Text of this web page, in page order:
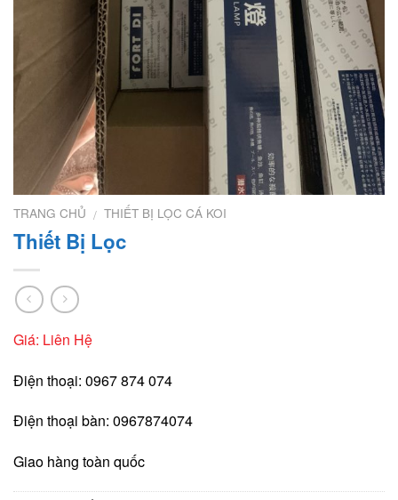
TRANG CHỦ / THIẾT BỊ LỌC CÁ KOI
Thiết Bị Lọc
Giá: Liên Hệ
Điện thoại: 0967 874 074
Điện thoại bàn: 0967874074
Giao hàng toàn quốc